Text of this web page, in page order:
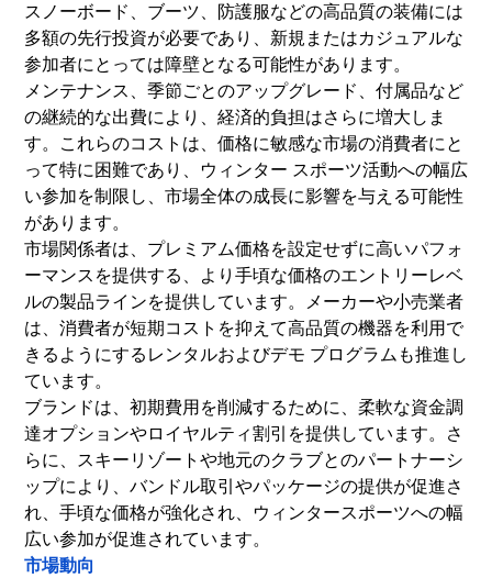
スノーボード、ブーツ、防護服などの高品質の装備には
多額の先行投資が必要であり、新規またはカジュアルな
参加者にとっては障壁となる可能性があります。
メンテナンス、季節ごとのアップグレード、付属品など
の継続的な出費により、経済的負担はさらに増大しま
す。これらのコストは、価格に敏感な市場の消費者にと
って特に困難であり、ウィンター スポーツ活動への幅広
い参加を制限し、市場全体の成長に影響を与える可能性
があります。
市場関係者は、プレミアム価格を設定せずに高いパフォ
ーマンスを提供する、より手頃な価格のエントリーレベ
ルの製品ラインを提供しています。メーカーや小売業者
は、消費者が短期コストを抑えて高品質の機器を利用で
きるようにするレンタルおよびデモ プログラムも推進し
ています。
ブランドは、初期費用を削減するために、柔軟な資金調
達オプションやロイヤルティ割引を提供しています。さ
らに、スキーリゾートや地元のクラブとのパートナーシ
ップにより、バンドル取引やパッケージの提供が促進さ
れ、手頃な価格が強化され、ウィンタースポーツへの幅
広い参加が促進されています。
市場動向